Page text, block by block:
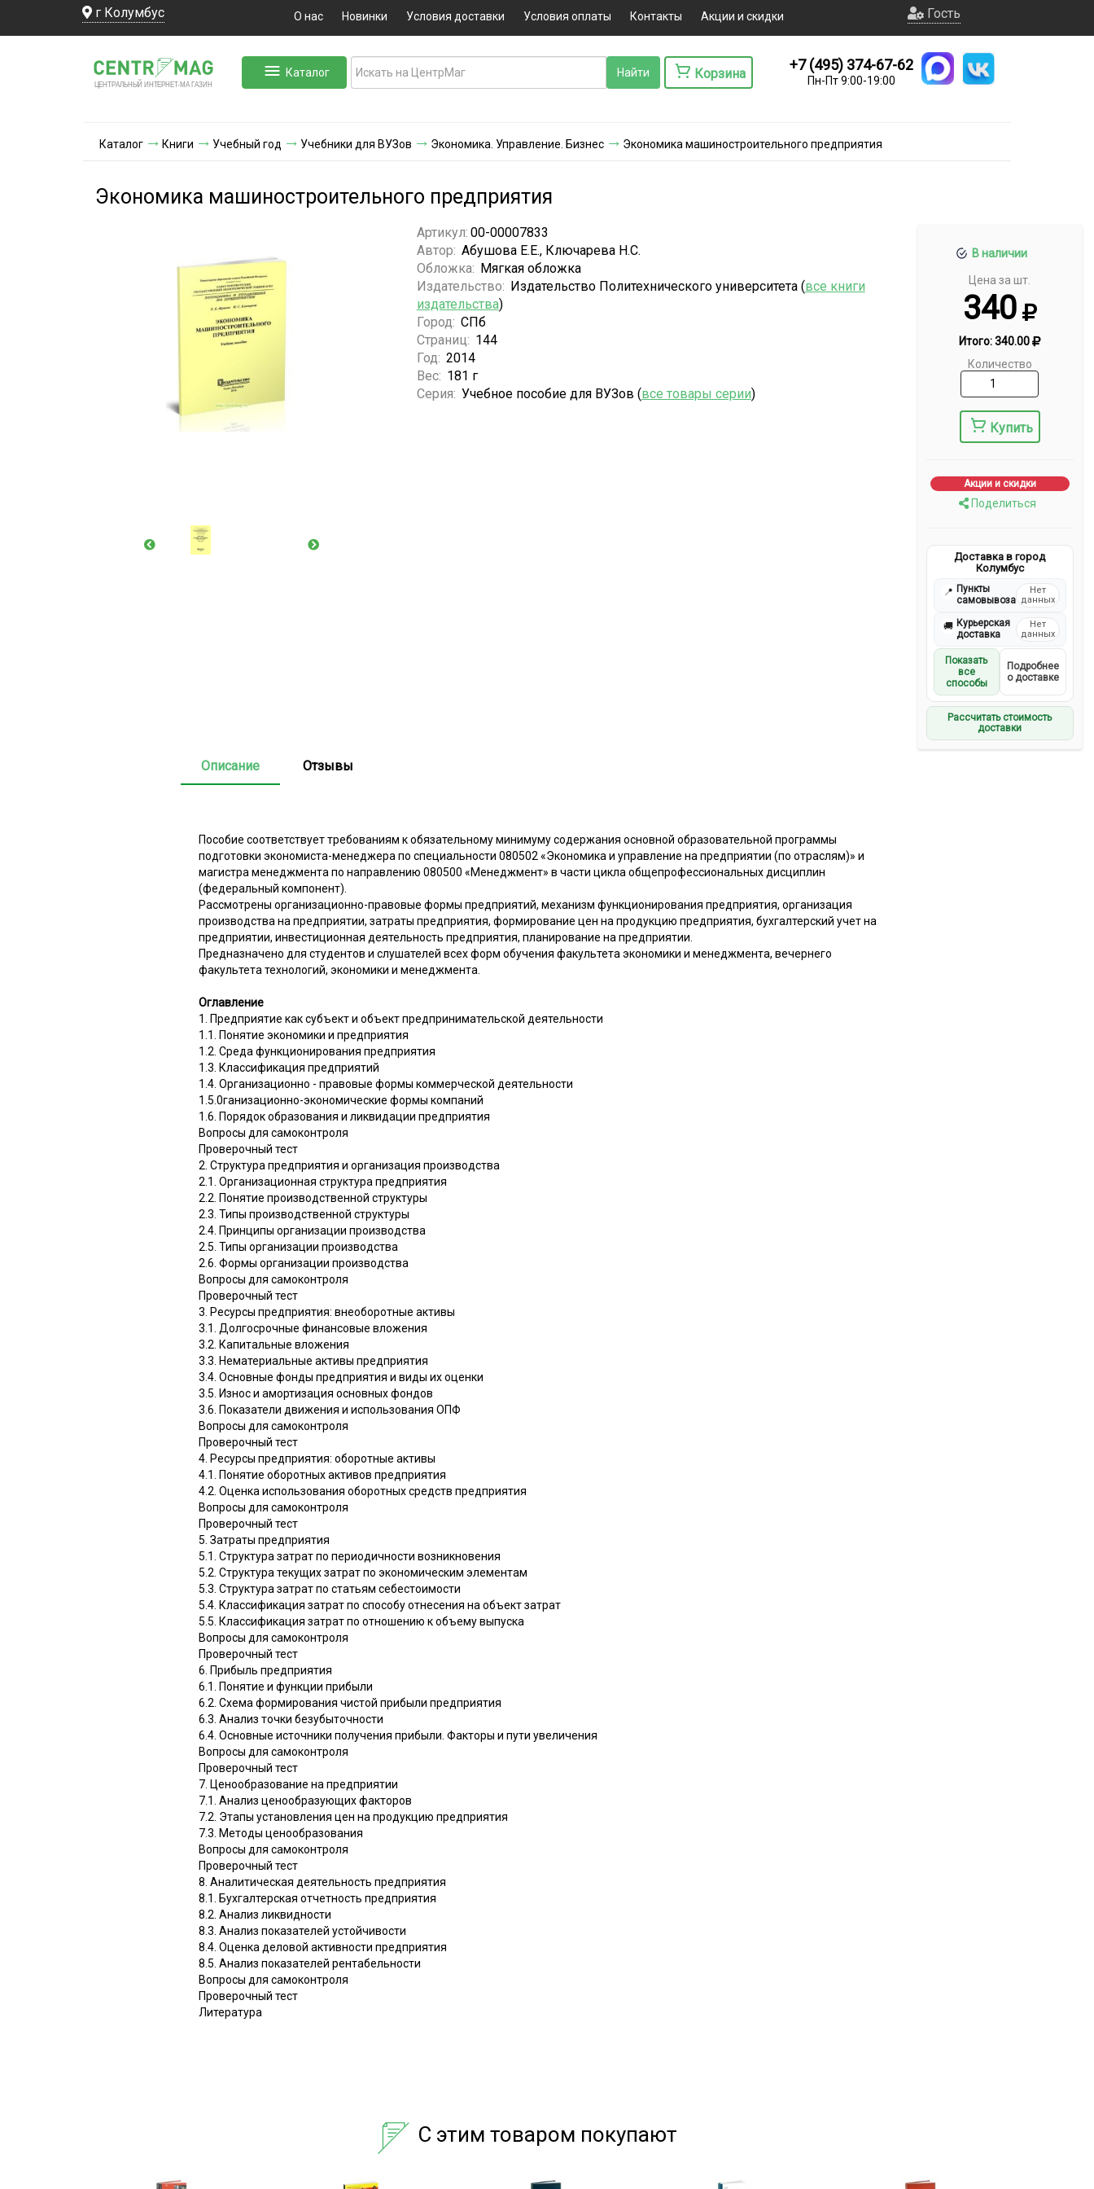
г Колумбус О нас Новинки Условия доставки Условия оплаты Контакты Акции и скидки Гость
ЦЕНТРАЛЬНЫЙ ИНТЕРНЕТ-МА ГАЗИН
Каталог Корзина
+7 (495) 374-67-62
Пн-Пт 9:00-19:00
Каталог Книги Учебный год Учебники для ВУЗов Экономика. Управление. Бизнес Экономика машиностроительного предприятия
Экономика машиностроительного предприятия
В наличии
Цена за шт.
340
Итого:340.00
Количество
Купить
Акции и скидки
Поделиться
Доставка в город
Колумбус
📍 Пункты
самовывоза
Нет
данных
🚚 Курьерская
доставка
Нет
данных
Показать
все
способы
Подробнее
о доставке
Рассчитать стоимость
доставки
Артикул: 00-00007833
Автор: Абушова Е.Е., Ключарева Н.С.
Обложка: Мягкая обложка
Издательство: Издательство Политехнического университета (все книги
издательства)
Город: СПб
Страниц: 144
Год: 2014
Вес: 181 г
Серия: Учебное пособие для ВУЗов (все товары серии)
Описание Отзывы
Пособие соответствует требованиям к обязательному минимуму содержания основной образовательной программы
подготовки экономиста-менеджера по специальности 080502 «Экономика и управление на предприятии (по отраслям)» и
магистра менеджмента по направлению 080500 «Менеджмент» в части цикла общепрофессиональных дисциплин
(федеральный компонент).
Рассмотрены организационно-правовые формы предприятий, механизм функционирования предприятия, организация
производства на предприятии, затраты предприятия, формирование цен на продукцию предприятия, бухгалтерский учет на
предприятии, инвестиционная деятельность предприятия, планирование на предприятии.
Предназначено для студентов и слушателей всех форм обучения факультета экономики и менеджмента, вечернего
факультета технологий, экономики и менеджмента.
Оглавление
1. Предприятие как субъект и объект предпринимательской деятельности
1.1. Понятие экономики и предприятия
1.2. Среда функционирования предприятия
1.3. Классификация предприятий
1.4. Организационно - правовые формы коммерческой деятельности
1.5.0ганизационно-экономические формы компаний
1.6. Порядок образования и ликвидации предприятия
Вопросы для самоконтроля
Проверочный тест
2. Структура предприятия и организация производства
2.1. Организационная структура предприятия
2.2. Понятие производственной структуры
2.3. Типы производственной структуры
2.4. Принципы организации производства
2.5. Типы организации производства
2.6. Формы организации производства
Вопросы для самоконтроля
Проверочный тест
3. Ресурсы предприятия: внеоборотные активы
3.1. Долгосрочные финансовые вложения
3.2. Капитальные вложения
3.3. Нематериальные активы предприятия
3.4. Основные фонды предприятия и виды их оценки
3.5. Износ и амортизация основных фондов
3.6. Показатели движения и использования ОПФ
Вопросы для самоконтроля
Проверочный тест
4. Ресурсы предприятия: оборотные активы
4.1. Понятие оборотных активов предприятия
4.2. Оценка использования оборотных средств предприятия
Вопросы для самоконтроля
Проверочный тест
5. Затраты предприятия
5.1. Структура затрат по периодичности возникновения
5.2. Структура текущих затрат по экономическим элементам
5.3. Структура затрат по статьям себестоимости
5.4. Классификация затрат по способу отнесения на объект затрат
5.5. Классификация затрат по отношению к объему выпуска
Вопросы для самоконтроля
Проверочный тест
6. Прибыль предприятия
6.1. Понятие и функции прибыли
6.2. Схема формирования чистой прибыли предприятия
6.3. Анализ точки безубыточности
6.4. Основные источники получения прибыли. Факторы и пути увеличения
Вопросы для самоконтроля
Проверочный тест
7. Ценообразование на предприятии
7.1. Анализ ценообразующих факторов
7.2. Этапы установления цен на продукцию предприятия
7.3. Методы ценообразования
Вопросы для самоконтроля
Проверочный тест
8. Аналитическая деятельность предприятия
8.1. Бухгалтерская отчетность предприятия
8.2. Анализ ликвидности
8.3. Анализ показателей устойчивости
8.4. Оценка деловой активности предприятия
8.5. Анализ показателей рентабельности
Вопросы для самоконтроля
Проверочный тест
Литература
С этим товаром покупают